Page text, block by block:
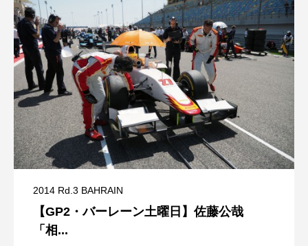
2014 Rd.3 BAHRAIN
【GP2・バーレーン土曜日】佐藤公哉
「相...